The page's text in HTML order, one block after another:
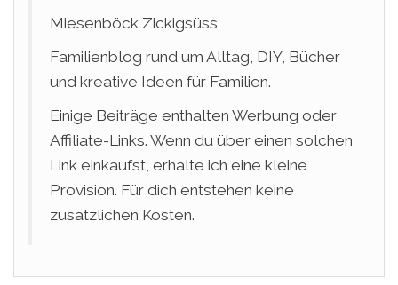
Miesenböck Zickigsüss
Familienblog rund um Alltag, DIY, Bücher
und kreative Ideen für Familien.
Einige Beiträge enthalten Werbung oder
Affiliate-Links. Wenn du über einen solchen
Link einkaufst, erhalte ich eine kleine
Provision. Für dich entstehen keine
zusätzlichen Kosten.